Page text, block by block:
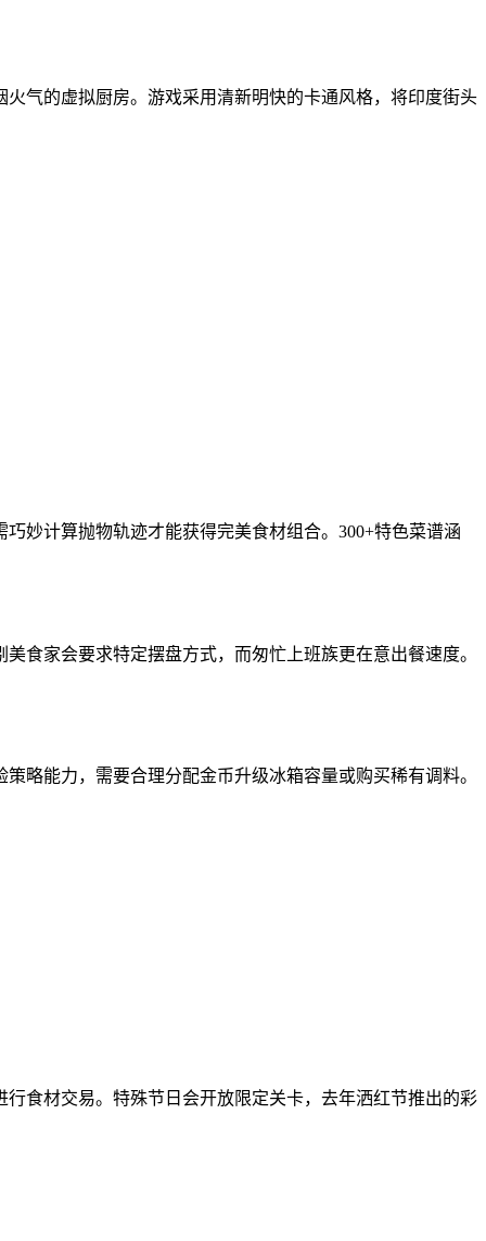
气的虚拟厨房。游戏采用清新明快的卡通风格，将印度街头
妙计算抛物轨迹才能获得完美食材组合。300+特色菜谱涵
食家会要求特定摆盘方式，而匆忙上班族更在意出餐速度。
略能力，需要合理分配金币升级冰箱容量或购买稀有调料。
食材交易。特殊节日会开放限定关卡，去年洒红节推出的彩